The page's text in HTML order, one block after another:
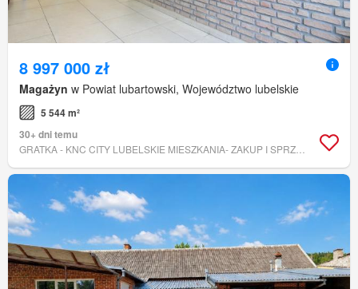
8 997 000 zł
Magażyn w Powiat lubartowski, Województwo lubelskie
5 544 m²
30+ dni temu